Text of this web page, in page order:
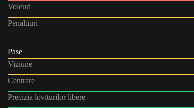
Voleuri
Penaltiuri
Pase
Viziune
Centrare
Precizia loviturilor libere